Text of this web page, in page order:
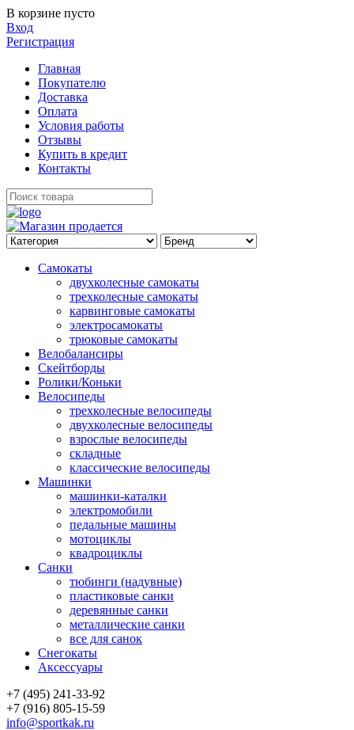
В корзине пусто
Вход
Регистрация
Главная
Покупателю
Доставка
Оплата
Условия работы
Отзывы
Купить в кредит
Контакты
Самокаты
двухколесные самокаты
трехколесные самокаты
карвинговые самокаты
электросамокаты
трюковые самокаты
Велобалансиры
Скейтборды
Ролики/Коньки
Велосипеды
трехколесные велосипеды
двухколесные велосипеды
взрослые велосипеды
складные
классические велосипеды
Машинки
машинки-каталки
электромобили
педальные машины
мотоциклы
квадроциклы
Санки
тюбинги (надувные)
пластиковые санки
деревянные санки
металлические санки
все для санок
Снегокаты
Аксессуары
+7 (495) 241-33-92
+7 (916) 805-15-59
info@sportkak.ru